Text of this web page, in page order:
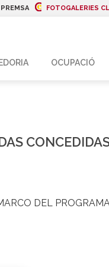
PREMSA FOTOGALERIES
OCUPACIÓ
DEL